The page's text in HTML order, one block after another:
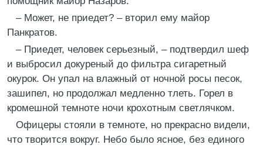
– Может, не приедет? – вторил ему майор
Панкратов.
– Приедет, человек серьезный, – подтвердил шеф
и выбросил докуреный до фильтра сигаретный
окурок. Он упал на влажный от ночной росы песок,
зашипел, но продолжал медленно тлеть. Горел в
кромешной темноте ночи крохотным светлячком.
Офицеры стояли в темноте, но прекрасно видели,
что творится вокруг. Небо было ясное, без единого